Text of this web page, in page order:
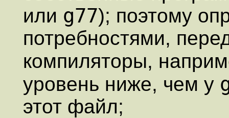
или g77); поэтому
потребностями,
компиляторы,
уровень ниже, чем у
этот файл;